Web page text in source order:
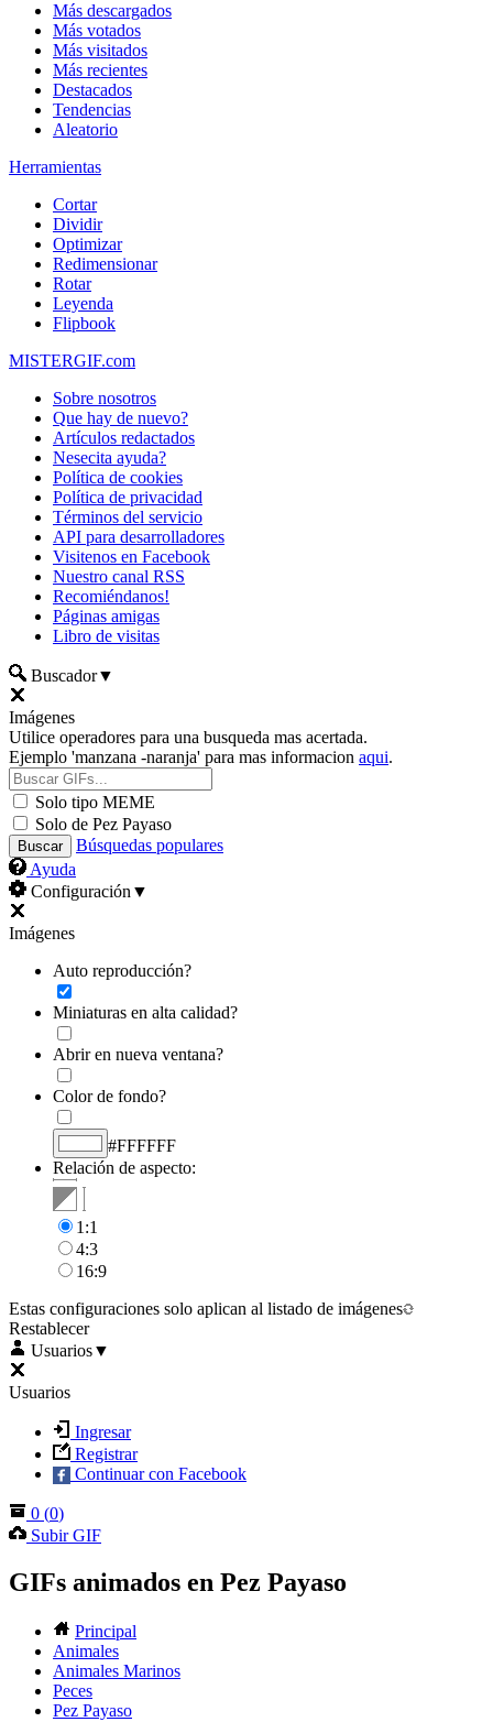
Más descargados
Más votados
Más visitados
Más recientes
Destacados
Tendencias
Aleatorio
Herramientas
Cortar
Dividir
Optimizar
Redimensionar
Rotar
Leyenda
Flipbook
MISTERGIF.com
Sobre nosotros
Que hay de nuevo?
Artículos redactados
Nesecita ayuda?
Política de cookies
Política de privacidad
Términos del servicio
API para desarrolladores
Visitenos en Facebook
Nuestro canal RSS
Recomiéndanos!
Páginas amigas
Libro de visitas
Buscador▼
Imágenes
Utilice operadores para una busqueda mas acertada.
Ejemplo 'manzana -naranja' para mas informacion aqui.
Solo tipo MEME
Solo de Pez Payaso
Búsquedas populares
Ayuda
Configuración ▼
Imágenes
Auto reproducción?
Miniaturas en alta calidad?
Abrir en nueva ventana?
Color de fondo?
#FFFFFF
Relación de aspecto:
1:1
4:3
16:9
Estas configuraciones solo aplican al listado de imágenes
Restablecer
Usuarios▼
Usuarios
Ingresar
Registrar
Continuar con Facebook
0 (0)
Subir GIF
GIFs animados en Pez Payaso
Principal
Animales
Animales Marinos
Peces
Pez Payaso